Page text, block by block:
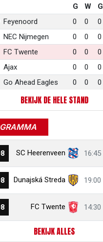
G W G
Feyenoord 0 0 0
NEC Nijmegen 0 0 0
FC Twente 0 0 0
Ajax 0 0 0
Go Ahead Eagles 0 0 0
BEKIJK DE HELE STAND
SC Heerenveen 16:45
Dunajská Streda 19:00
FC Twente 14:30
BEKIJK ALLES